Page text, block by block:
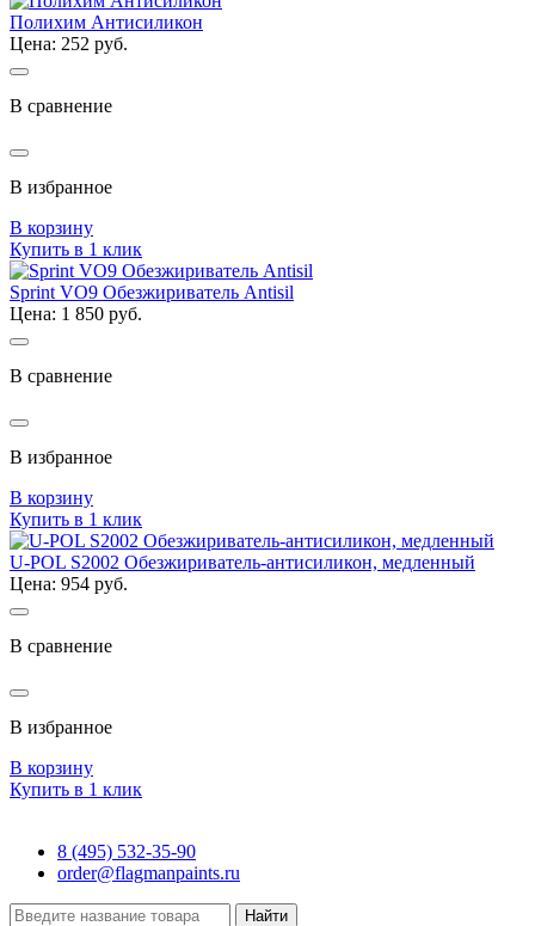
Полихим Антисиликон
Цена: 252 руб.
В сравнение
В избранное
В корзину
Купить в 1 клик
Sprint VО9 Обезжириватель Antisil
Цена: 1 850 руб.
В сравнение
В избранное
В корзину
Купить в 1 клик
U-POL S2002 Обезжириватель-антисиликон, медленный
Цена: 954 руб.
В сравнение
В избранное
В корзину
Купить в 1 клик
8 (495) 532-35-90
order@flagmanpaints.ru
Найти